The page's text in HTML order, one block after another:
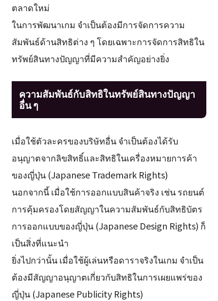
ตลาดใหม่
ในการพัฒนาเกม จำเป็นต้องมีการจัดการความ
สัมพันธ์ด้านสิทธิต่าง ๆ โดยเฉพาะการจัดการสิทธิใน
ทรัพย์สินทางปัญญาที่มีความสำคัญอย่างยิ่ง
ความสัมพันธ์กับสิทธิในทรัพย์สินทางปัญญา
อื่น ๆ
เมื่อใช้ตัวละครของบริษัทอื่น จำเป็นต้องได้รับ
อนุญาตจากลิขสิทธิ์และสิทธิในเครื่องหมายการค้า
ของญี่ปุ่น (Japanese Trademark Rights)
นอกจากนี้ เมื่อใช้การออกแบบสินค้าจริง เช่น รถยนต์
การคุ้มครองโดยสัญญาในความสัมพันธ์กับสิทธิบัตร
การออกแบบของญี่ปุ่น (Japanese Design Rights) ก็
เป็นสิ่งที่แนะนำ
ยิ่งไปกว่านั้น เมื่อใช้ผู้เล่นหรือดาราจริงในเกม จำเป็น
ต้องมีสัญญาอนุญาตเกี่ยวกับสิทธิในการเผยแพร่ของ
ญี่ปุ่น (Japanese Publicity Rights)